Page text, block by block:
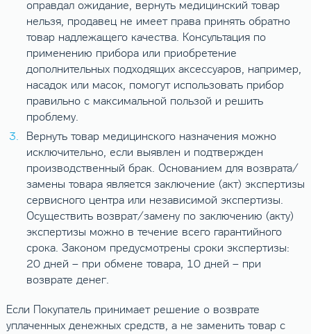
оправдал ожидание, вернуть медицинский товар
нельзя, продавец не имеет права принять обратно
товар надлежащего качества. Консультация по
применению прибора или приобретение
дополнительных подходящих аксессуаров, например,
насадок или масок, помогут использовать прибор
правильно с максимальной пользой и решить
проблему.
Вернуть товар медицинского назначения можно
исключительно, если выявлен и подтвержден
производственный брак. Основанием для возврата/
замены товара является заключение (акт) экспертизы
сервисного центра или независимой экспертизы.
Осуществить возврат/замену по заключению (акту)
экспертизы можно в течение всего гарантийного
срока. Законом предусмотрены сроки экспертизы:
20 дней – при обмене товара, 10 дней – при
возврате денег.
Если Покупатель принимает решение о возврате
уплаченных денежных средств, а не заменить товар с